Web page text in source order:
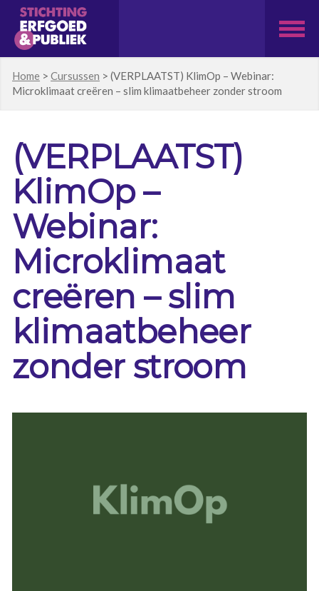
Home >Cursussen >(VERPLAATST) KlimOp – Webinar:
Microklimaat creëren – slim klimaatbeheer zonder stroom
(VERPLAATST)
KlimOp –
Webinar:
Microklimaat
creëren – slim
klimaatbeheer
zonder stroom